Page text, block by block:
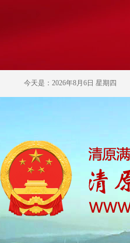
今天是：2026年8月6日 星期四